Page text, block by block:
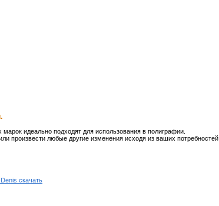
идеально подходят для использования в полиграфии.
произвести любые другие изменения исходя из ваших потребностей.
скачать